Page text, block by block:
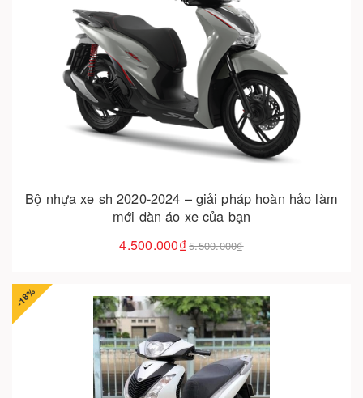
Bộ nhựa xe sh 2020-2024 – giải pháp hoàn hảo làm
mới dàn áo xe của bạn
4.500.000₫5.500.000₫
Cho vào giỏ hàng
-18%